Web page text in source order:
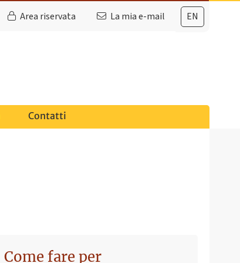
EN
Area riservata La mia e-mail
Contatti
Come fare per